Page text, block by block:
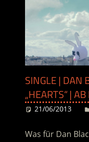
SINGLE | DAN
„HEARTS“ |
21/06/2013
Was für Dan